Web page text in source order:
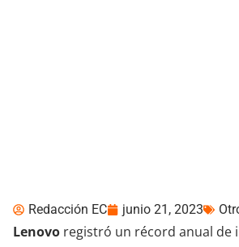
Redacción EC junio 21, 2023
Lenovo registró un récord anual de